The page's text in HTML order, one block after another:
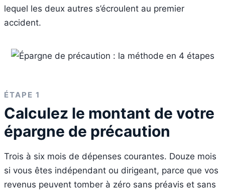
lequel les deux autres s’écroulent au premier
accident.
ÉTAPE 1
Calculez le montant de votre
épargne de précaution
Trois à six mois de dépenses courantes. Douze mois
si vous êtes indépendant ou dirigeant, parce que vos
revenus peuvent tomber à zéro sans préavis et sans